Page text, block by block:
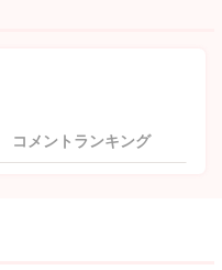
コメントランキング